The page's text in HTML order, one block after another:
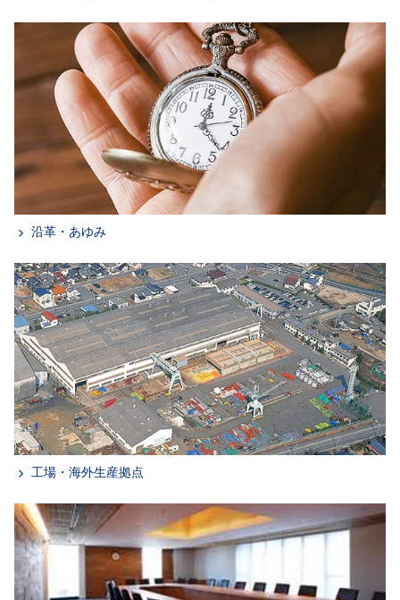
沿革・あゆみ
工場・海外生産拠点